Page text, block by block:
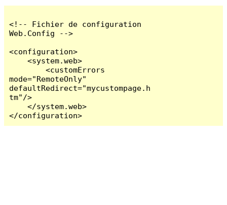
<!-- Fichier de configuration
Web.Config -->
<configuration>
    <system.web>
        <customErrors
mode="RemoteOnly"
defaultRedirect="mycustompage.h
tm"/>
    </system.web>
</configuration>